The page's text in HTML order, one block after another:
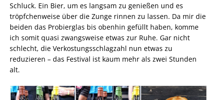
Schluck. Ein Bier, um es langsam zu genießen und es
tröpfchenweise über die Zunge rinnen zu lassen. Da mir die
beiden das Probierglas bis obenhin gefüllt haben, komme
ich somit quasi zwangsweise etwas zur Ruhe. Gar nicht
schlecht, die Verkostungsschlagzahl nun etwas zu
reduzieren – das Festival ist kaum mehr als zwei Stunden
alt.